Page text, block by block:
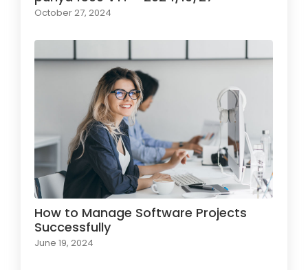
October 27, 2024
How to Manage Software Projects
Successfully
June 19, 2024